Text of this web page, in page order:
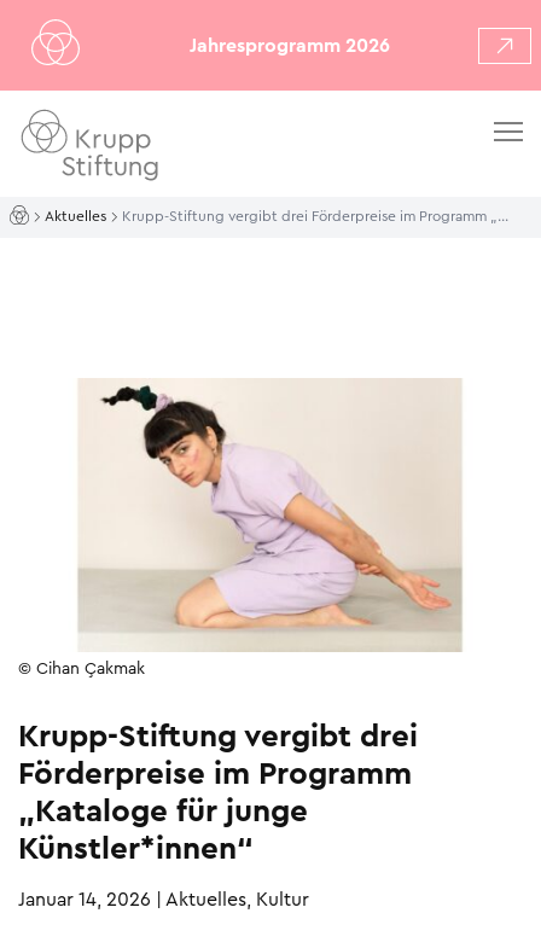
Jahresprogramm 2026
Aktuelles Krupp-Stiftung vergibt drei Förderpreise im Programm „Kataloge für junge Künstler*innen“
© Cihan Çakmak
Krupp-Stiftung vergibt drei
Förderpreise im Programm
„Kataloge für junge
Künstler*innen“
Januar 14, 2026 |Aktuelles, Kultur